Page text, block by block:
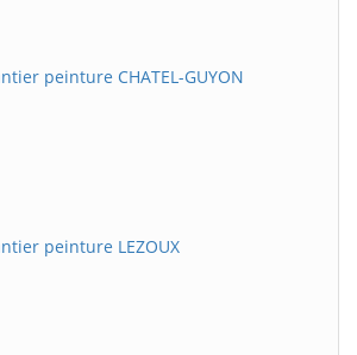
peinture CHATEL-GUYON
peinture LEZOUX